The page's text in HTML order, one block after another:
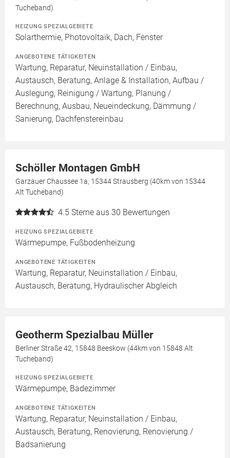
Tucheband)
HEIZUNG SPEZIALGEBIETE
Solarthermie, Photovoltaik, Dach, Fenster
ANGEBOTENE TÄTIGKEITEN
Wartung, Reparatur, Neuinstallation / Einbau,
Austausch, Beratung, Anlage & Installation, Aufbau /
Auslegung, Reinigung / Wartung, Planung /
Berechnung, Ausbau, Neueindeckung, Dämmung /
Sanierung, Dachfenstereinbau
Schöller Montagen GmbH
Garzauer Chaussee 1a, 15344 Strausberg (40km von 15344
Alt Tucheband)
4.5 Sterne aus 30 Bewertungen
HEIZUNG SPEZIALGEBIETE
Wärmepumpe, Fußbodenheizung
ANGEBOTENE TÄTIGKEITEN
Wartung, Reparatur, Neuinstallation / Einbau,
Austausch, Beratung, Hydraulischer Abgleich
Geotherm Spezialbau Müller
Berliner Straße 42, 15848 Beeskow (44km von 15848 Alt
Tucheband)
HEIZUNG SPEZIALGEBIETE
Wärmepumpe, Badezimmer
ANGEBOTENE TÄTIGKEITEN
Wartung, Reparatur, Neuinstallation / Einbau,
Austausch, Beratung, Renovierung, Renovierung /
Badsanierung